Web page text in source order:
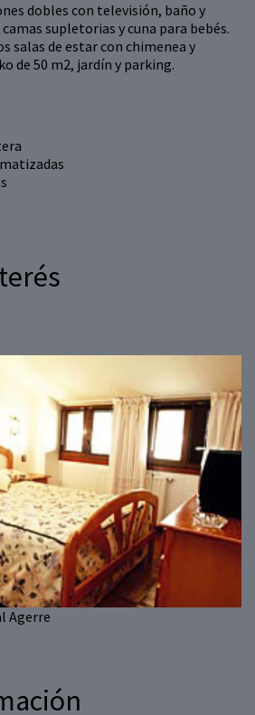
dobles con televisión, baño y
supletorias y cuna para bebés.
salas de estar con chimenea y
de 50 m2, jardín y parking.
Agerre